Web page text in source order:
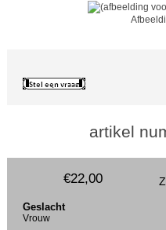
artikel
€22,00
Geslacht
Vrouw